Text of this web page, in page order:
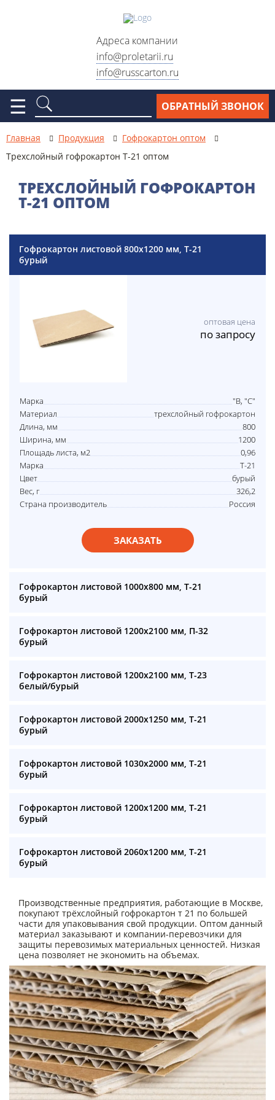
Адреса компании
Москва, ул. Электродная, д.
2, стр. 33
Москва, ул. Электродный
проезд, д. 6, стр. 1
проезд, д. 7Б, стр.2
Москва, Варшавское шоссе,
д. 28Б, стр. 3
Реквизиты
info@proletarii.ru
info@russcarton.ru
☰ ОБРАТНЫЙ ЗВОНОК
Главная Продукция
Гофрокартон оптом
Трехслойный гофрокартон Т-21 оптом
ТРЕХСЛОЙНЫЙ ГОФРОКАРТОН
Т-21 ОПТОМ
Гофрокартон листовой 800х1200 мм, Т-21
бурый
оптовая цена
по запросу
Марка
"В, "С"
Материал
трехслойный гофрокартон
Длина, мм
800
Ширина, мм
1200
Площадь листа, м2
0,96
Марка
Т-21
Цвет
бурый
Вес, г
326,2
Страна производитель
Россия
ЗАКАЗАТЬ
Гофрокартон листовой 1000х800 мм, Т-21
бурый
Гофрокартон листовой 1200х2100 мм, П-32
бурый
Гофрокартон листовой 1200х2100 мм, Т-23
белый/бурый
Гофрокартон листовой 2000х1250 мм, Т-21
бурый
Гофрокартон листовой 1030х2000 мм, Т-21
бурый
Гофрокартон листовой 1200х1200 мм, Т-21
бурый
Гофрокартон листовой 2060х1200 мм, Т-21
бурый
Производственные предприятия, работающие в Москве,
покупают трёхслойный гофрокартон т 21 по большей
части для упаковывания свой продукции. Оптом данный
материал заказывают и компании-перевозчики для
защиты перевозимых материальных ценностей. Низкая
цена позволяет не экономить на объемах.